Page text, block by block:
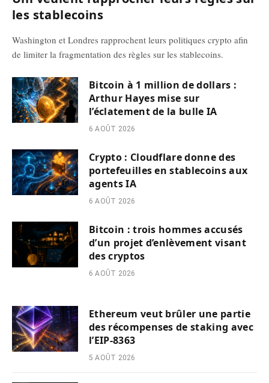
les stablecoins
Washington et Londres rapprochent leurs politiques crypto afin
de limiter la fragmentation des règles sur les stablecoins.
Bitcoin à 1 million de dollars :
Arthur Hayes mise sur
l’éclatement de la bulle IA
6 AOÛT 2026
Crypto : Cloudflare donne des
portefeuilles en stablecoins aux
agents IA
6 AOÛT 2026
Bitcoin : trois hommes accusés
d’un projet d’enlèvement visant
des cryptos
6 AOÛT 2026
Ethereum veut brûler une partie
des récompenses de staking avec
l’EIP-8363
5 AOÛT 2026